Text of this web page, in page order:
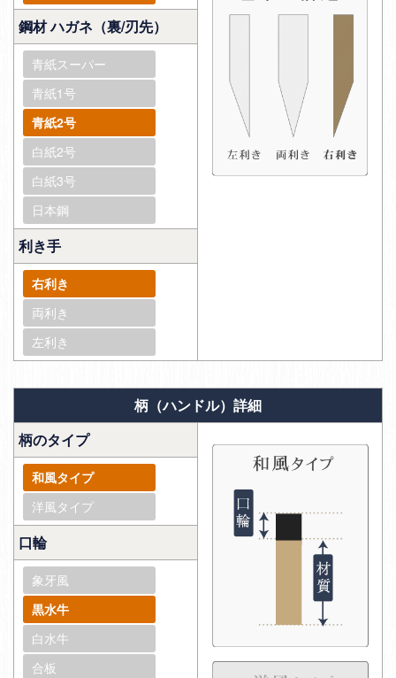
鋼材 ハガネ（裏/刃先）
青紙スーパー
青紙1号
青紙2号
白紙2号
白紙3号
日本鋼
利き手
右利き
両利き
左利き
柄（ハンドル）詳細
柄のタイプ
和風タイプ
洋風タイプ
口輪
象牙風
黒水牛
白水牛
合板